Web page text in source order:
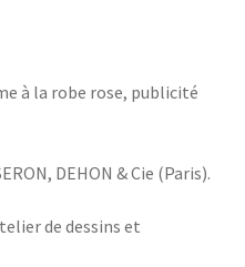
à la robe rose, publicité
DEHON & Cie (Paris).
de dessins et